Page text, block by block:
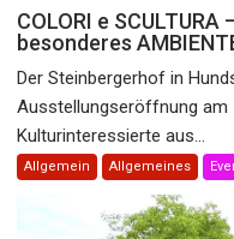
COLORI e
besonderes
Der Steinbergerhof in
Ausstellungseröffnung am
Kulturinteressierte aus...
Allgemein Allgemeines